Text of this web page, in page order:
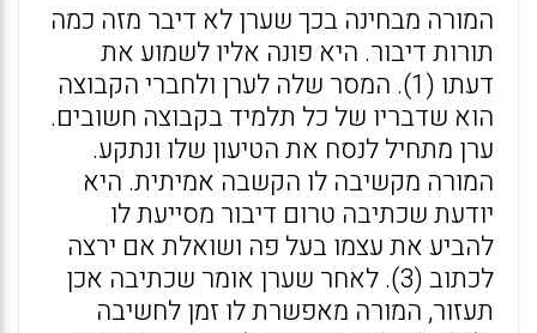
המורה מבחינה בכך שערן לא דיבר מזה כמה
תורות דיבור. היא פונה אליו לשמוע את
דעתו (1). המסר שלה לערן ולחברי הקבוצה
הוא שדבריו של כל תלמיד בקבוצה חשובים.
ערן מתחיל לנסח את הטיעון שלו ונתקע.
המורה מקשיבה לו הקשבה אמיתית. היא
יודעת שכתיבה טרום דיבור מסייעת לו
להביע את עצמו בעל פה ושואלת אם ירצה
לכתוב (3). לאחר שערן אומר שכתיבה אכן
תעזור, המורה מאפשרת לו זמן לחשיבה